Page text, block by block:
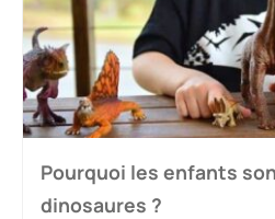
Pourquoi les enfants
dinosaures ?